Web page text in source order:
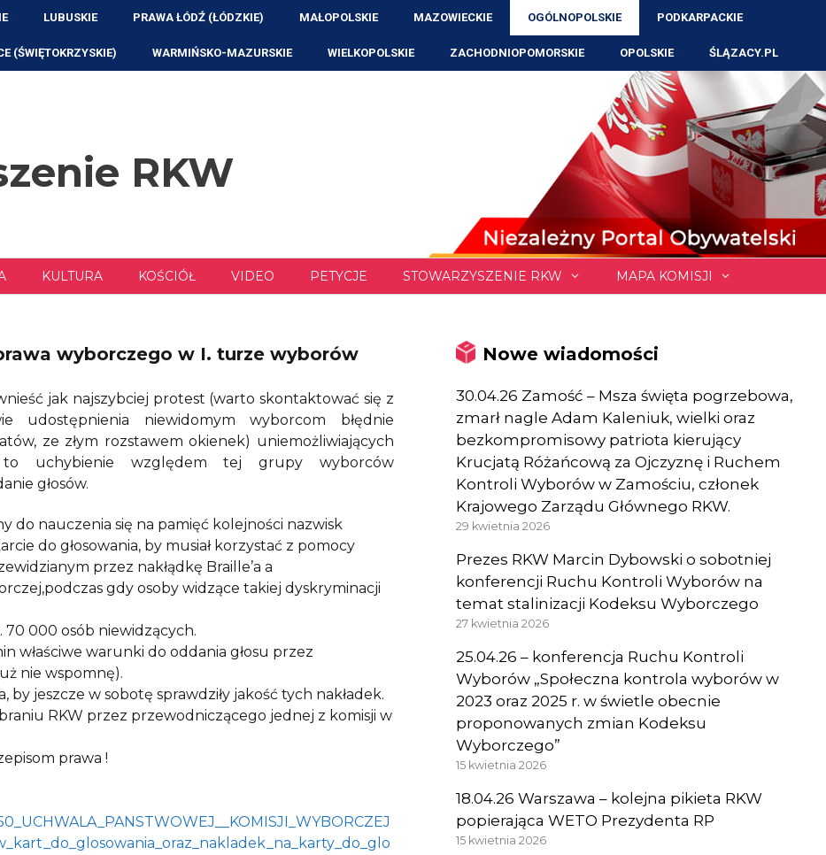
LUBUSKIE PRAWA ŁÓDŹ (ŁÓDZKIE) MAŁOPOLSKIE MAZOWIECKIE OGÓLNOPOLSKIE PODKARPACKIE
(ŚWIĘTOKRZYSKIE) WARMIŃSKO-MAZURSKIE WIELKOPOLSKIE ZACHODNIOPOMORSKIE OPOLSKIE ŚLĄZACY.PL
RKW
KULTURA KOŚCIÓŁ VIDEO PETYCJE STOWARZYSZENIE RKW MAPA KOMISJI
wyborczego w I. turze wyborów
jak najszybciej protest (warto skontaktować się z
udostępnienia niewidomym wyborcom błędnie
ze złym rozstawem okienek) uniemożliwiających
to uchybienie względem tej grupy wyborców
głosów.
do nauczenia się na pamięć kolejności nazwisk
do głosowania, by musiał korzystać z pomocy
przez nakłądkę Braille’a a
gdy osoby widzące takiej dyskryminacji
70 000 osób niewidzących.
właściwe warunki do oddania głosu przez
nie wspomnę).
jeszcze w sobotę sprawdziły jakość tych nakładek.
RKW przez przewodniczącego jednej z komisji w
prawa !
Nowe wiadomości
30.04.26 Zamość – Msza święta pogrzebowa,
zmarł nagle Adam Kaleniuk, wielki oraz
bezkompromisowy patriota kierujący
Krucjatą Różańcową za Ojczyznę i Ruchem
Kontroli Wyborów w Zamościu, członek
Krajowego Zarządu Głównego RKW.
29 kwietnia 2026
Prezes RKW Marcin Dybowski o sobotniej
konferencji Ruchu Kontroli Wyborów na
temat stalinizacji Kodeksu Wyborczego
27 kwietnia 2026
25.04.26 – konferencja Ruchu Kontroli
Wyborów „Społeczna kontrola wyborów w
2023 oraz 2025 r. w świetle obecnie
proponowanych zmian Kodeksu
Wyborczego”
15 kwietnia 2026
18.04.26 Warszawa – kolejna pikieta RKW
popierająca WETO Prezydenta RP
15 kwietnia 2026